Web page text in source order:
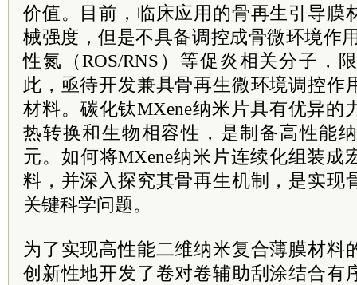
价值。目前，临床应用的骨再生引导膜
械强度，但是不具备调控成骨微环境作
性氮（ROS/RNS）等促炎相关分子，
此，亟待开发兼具骨再生微环境调控作
材料。碳化钛MXene纳米片具有优异的
热转换和生物相容性，是制备高性能
元。如何将MXene纳米片连续化组装成
料，并深入探究其骨再生机制，是实现
关键科学问题。
为了实现高性能二维纳米复合薄膜材料
创新性地开发了卷对卷辅助刮涂结合有